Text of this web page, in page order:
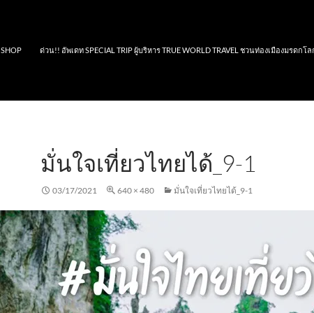
SHOP ด่วน!! อัพเดท SPECIAL TRIP ผู้บริหาร TRUE WORLD TRAVEL ชวนท่องเมืองมรดกโล
มั่นใจเที่ยวไทยได้_9-1
03/17/2021 640 × 480 มั่นใจเที่ยวไทยได้_9-1